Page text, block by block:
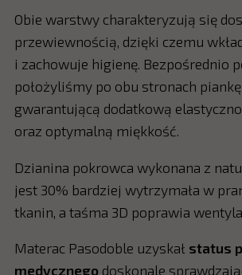
Obie warstwy charakteryzują się
przewiewnością, dzięki czemu
i zachowuje higienę. Bezpośrednio
położyliśmy po obu stronach
gwarantującą dodatkową
oraz optymalną miękkość.
Dzianina pokrowca wykonana z
jest 30% bardziej wytrzymała w
tkanin, a taśma 3D poprawia
Materac Pasodoble uzyskał status
medycznego doskonale